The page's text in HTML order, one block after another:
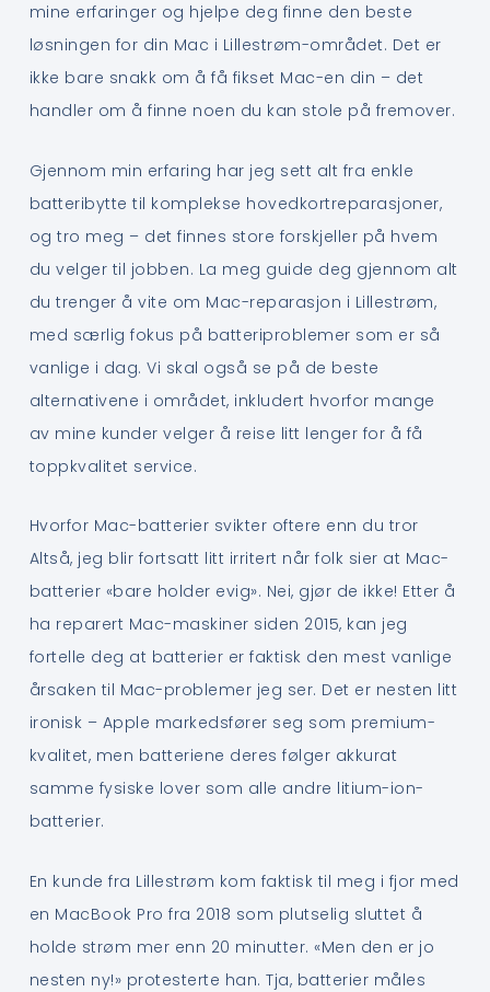
mine erfaringer og hjelpe deg finne den beste
løsningen for din Mac i Lillestrøm-området. Det er
ikke bare snakk om å få fikset Mac-en din – det
handler om å finne noen du kan stole på fremover.
Gjennom min erfaring har jeg sett alt fra enkle
batteribytte til komplekse hovedkortreparasjoner,
og tro meg – det finnes store forskjeller på hvem
du velger til jobben. La meg guide deg gjennom alt
du trenger å vite om Mac-reparasjon i Lillestrøm,
med særlig fokus på batteriproblemer som er så
vanlige i dag. Vi skal også se på de beste
alternativene i området, inkludert hvorfor mange
av mine kunder velger å reise litt lenger for å få
toppkvalitet service.
Hvorfor Mac-batterier svikter oftere enn du tror
Altså, jeg blir fortsatt litt irritert når folk sier at Mac-
batterier «bare holder evig». Nei, gjør de ikke! Etter å
ha reparert Mac-maskiner siden 2015, kan jeg
fortelle deg at batterier er faktisk den mest vanlige
årsaken til Mac-problemer jeg ser. Det er nesten litt
ironisk – Apple markedsfører seg som premium-
kvalitet, men batteriene deres følger akkurat
samme fysiske lover som alle andre litium-ion-
batterier.
En kunde fra Lillestrøm kom faktisk til meg i fjor med
en MacBook Pro fra 2018 som plutselig sluttet å
holde strøm mer enn 20 minutter. «Men den er jo
nesten ny!» protesterte han. Tja, batterier måles